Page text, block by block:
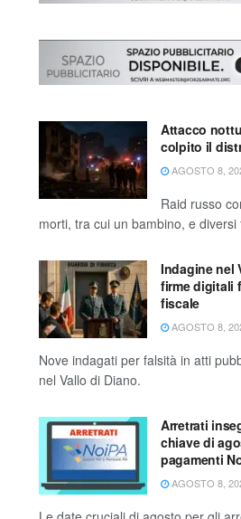
Attacco
colpito il
AGOSTO 8,
Raid russo
morti, tra cui un bambino, e diversi
Indagine nel
firme digitali
fiscale
AGOSTO 8,
Nove indagati per falsità in atti
nel Vallo di Diano.
Arretrati
chiave di
pagamenti
AGOSTO 8,